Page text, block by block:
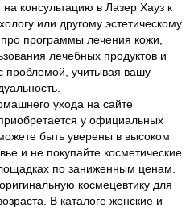
консультацию в Лазер Хауз к
или другому эстетическому
программы лечения кожи,
лечебных продуктов и
проблемой, учитывая вашу
ухода на сайте
у официальных
быть уверены в высоком
и не покупайте косметические
по заниженным ценам.
космецевтику для
В каталоге женские и